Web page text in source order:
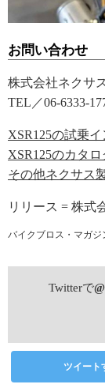
お問い合わせ
株式会社ネクサ
TEL／06-6333-
XSR125の試乗
XSR125のカタ
その他ネクサス
リリース = 株式
バイクブロス・マガジ
Twitterで
ツイート